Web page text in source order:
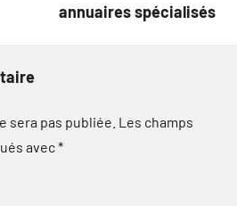
annuaires spécialisés
sera pas publiée. Les champs
avec*